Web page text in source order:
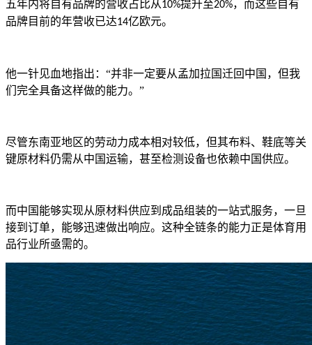
五年内将自有品牌的营收占比从10%提升至20%，而这些自有
品牌目前的年营收已达14亿欧元。
他一针见血地指出：“并非一定要从孟加拉国迁回中国，但我
们完全具备这样做的能力。”
尽管东南亚地区的劳动力成本相对较低，但其布料、鞋底等关
键原材料仍需从中国运输，甚至检测设备也依赖中国供应。
而中国能够实现从原材料供应到成品组装的一站式服务，一旦
接到订单，能够迅速做出响应。这种全链条的能力正是体育用
品行业所亟需的。